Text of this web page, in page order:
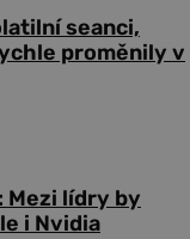
seanci,
proměnily v
lídry by
i Nvidia